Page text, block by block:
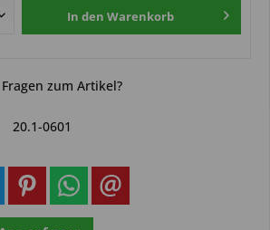
In den Warenkorb
Fragen zum Artikel?
20.1-0601